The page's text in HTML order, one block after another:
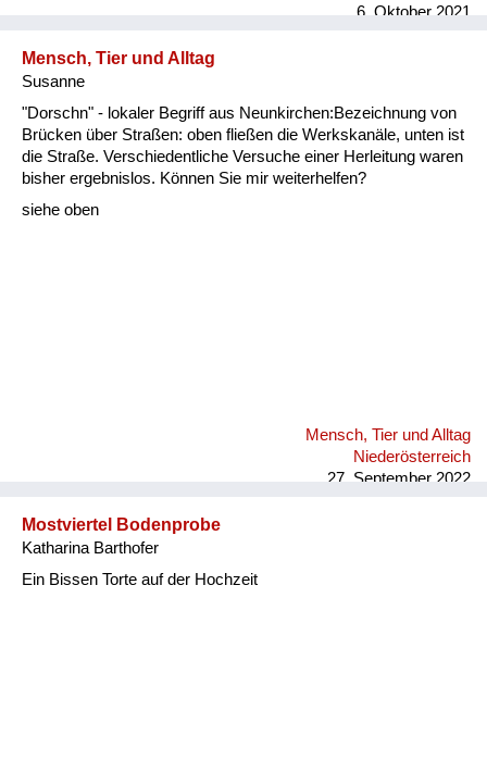
6. Oktober 2021
Mensch, Tier und Alltag
Susanne
"Dorschn" - lokaler Begriff aus Neunkirchen:Bezeichnung von
Brücken über Straßen: oben fließen die Werkskanäle, unten ist
die Straße. Verschiedentliche Versuche einer Herleitung waren
bisher ergebnislos. Können Sie mir weiterhelfen?
siehe oben
Mensch, Tier und Alltag
Niederösterreich
27. September 2022
Mostviertel Bodenprobe
Katharina Barthofer
Ein Bissen Torte auf der Hochzeit